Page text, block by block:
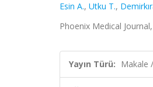
Esin A., Utku T.,
Phoenix Medical
Yayın Türü: Makale